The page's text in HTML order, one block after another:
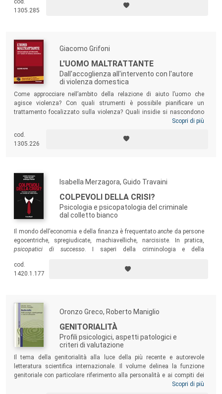
1305.285
Giacomo Grifoni
L'UOMO MALTRATTANTE
Dall'accoglienza all'intervento con l'autore
di violenza domestica
Come approcciare nell’ambito della relazione di aiuto l’uomo che
agisce violenza? Con quali strumenti è possibile pianificare un
trattamento focalizzato sulla violenza? Quali insidie si nascondono
nella presa in carico e come affrontare le inevitabili impasse della
anche professionisti che lavorano nel campo giudiziario, possono
trovare in questo testo alcune bussole fondamentali per orientarsi
Scopri di più
cod.
1305.226
Isabella Merzagora, Guido Travaini
COLPEVOLI DELLA CRISI?
Psicologia e psicopatologia del criminale
dal colletto bianco
Il mondo dell’economia e della finanza è frequentato anche da persone
egocentriche, spregiudicate, machiavelliche, narcisiste. In pratica,
psicopatici di successo . I saperi della criminologia e della
lettura delle vicende di questi ultimi anni, caratterizzati da
un’economia in difficoltà e da tanti dannosi crack finanziari.
cod.
1420.1.177
Oronzo Greco, Roberto Maniglio
GENITORIALITÀ
Profili psicologici, aspetti patologici e
criteri di valutazione
Il tema della genitorialità alla luce della più recente e autorevole
letteratura scientifica internazionale. Il volume delinea la funzione
genitoriale con particolare riferimento alla personalità e ai compiti dei
genitori e agli obiettivi evolutivi del figlio, individua i più significativi
Scopri di più